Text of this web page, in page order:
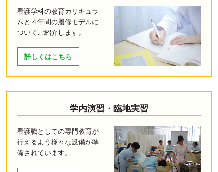
看護学科の教育カリキュラ
ムと４年間の履修モデルに
ついてご紹介します。
詳しくはこちら
学内演習・臨地実習
看護職としての専門教育が
行えるよう様々な設備が準
備されています。